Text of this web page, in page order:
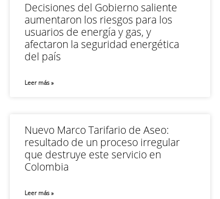
Decisiones del Gobierno saliente
aumentaron los riesgos para los
usuarios de energía y gas, y
afectaron la seguridad energética
del país
Leer más »
Nuevo Marco Tarifario de Aseo:
resultado de un proceso irregular
que destruye este servicio en
Colombia
Leer más »